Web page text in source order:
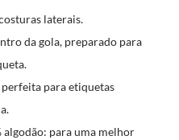
laterais.
da gola, preparado para
para etiquetas
para uma melhor